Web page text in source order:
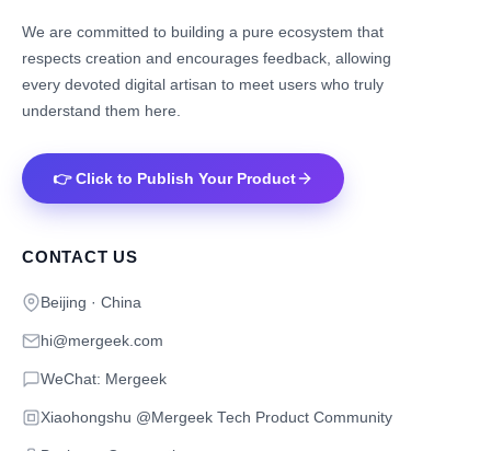
We are committed to building a pure ecosystem that
respects creation and encourages feedback, allowing
every devoted digital artisan to meet users who truly
understand them here.
👉 Click to Publish Your Product
CONTACT US
Beijing · China
hi@mergeek.com
WeChat: Mergeek
Xiaohongshu @Mergeek Tech Product Community